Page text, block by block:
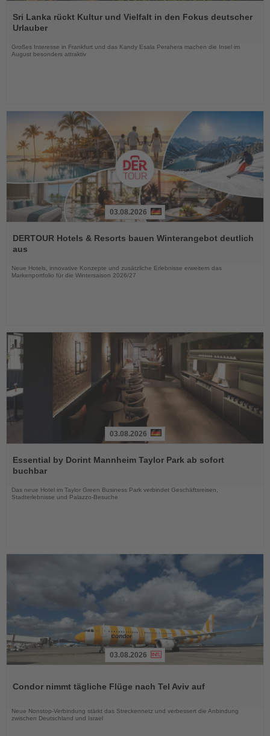
Sie
die
Sri Lanka rückt Kultur und Vielfalt in den Fokus deutscher
Urlauber
Großes Interesse in Frankfurt und das Kandy Esala Perahera machen die Insel im
August besonders attraktiv
Sie
die
03.08.2026
DERTOUR Hotels & Resorts bauen Winterangebot deutlich
aus
Neue Hotels, innovative Konzepte und zusätzliche Erlebnisse erweitern das
Markenportfolio für die Wintersaison 2026/27
Sie
die
03.08.2026
Essential by Dorint Mannheim Taylor Park ab sofort
buchbar
Das neue Hotel im Taylor Green Business Park verbindet Geschäftsreisen,
Stadterlebnisse und Palazzo-Besuche
die
03.08.2026
Condor nimmt tägliche Flüge nach Tel Aviv auf
Neue Nonstop-Verbindung stärkt das Streckennetz und verbessert die Anbindung
zwischen Deutschland und Israel